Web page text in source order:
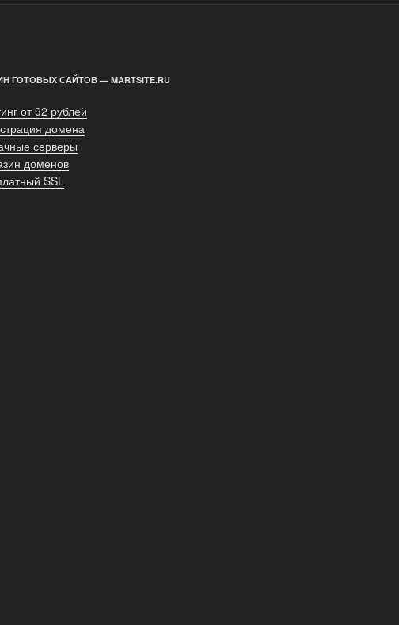
ГОТОВЫХ САЙТОВ — MARTSITE.RU
от 92 рублей
домена
серверы
доменов
SSL